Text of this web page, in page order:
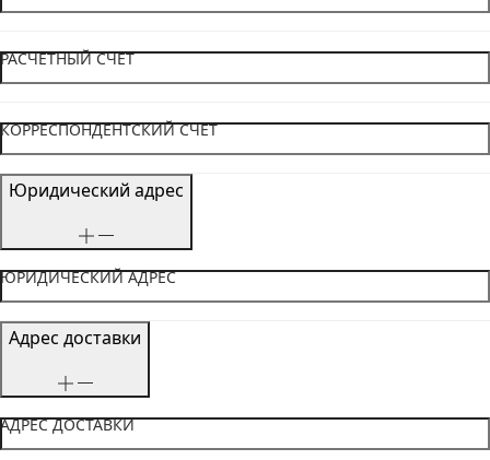
РАСЧЕТНЫЙ СЧЕТ
КОРРЕСПОНДЕНТСКИЙ СЧЕТ
Юридический адрес
ЮРИДИЧЕСКИЙ АДРЕС
Адрес доставки
АДРЕС ДОСТАВКИ